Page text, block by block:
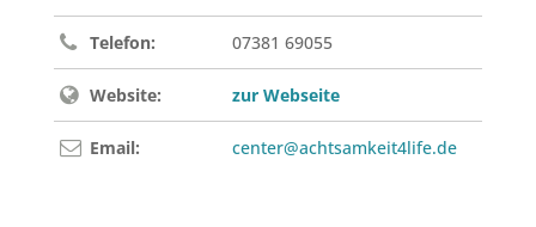
Telefon: 07381 69055
Website: zur Webseite
Email: center@achtsamkeit4life.de